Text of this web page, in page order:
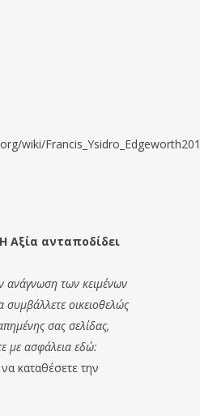
wiki/
Αξία ανταποδίδει
ανάγνωση των κειμένων
συμβάλλετε οικειοθελώς
σας σελίδας,
με ασφάλεια εδώ:
καταθέσετε την